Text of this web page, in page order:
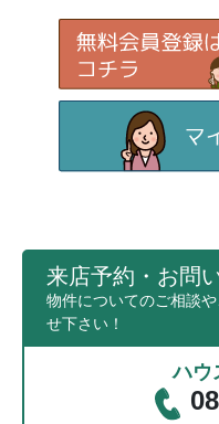
来店予約・お問
物件についてのご相談
せ下さい！
ハウ